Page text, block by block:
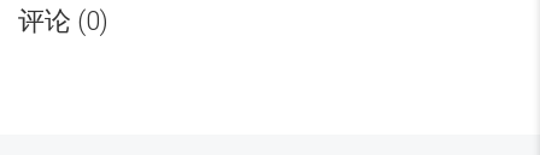
前
评论 (0)